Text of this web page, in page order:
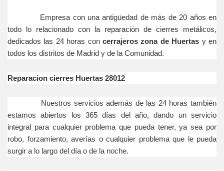
Empresa con una antigüedad de más de 20 años en
todo lo relacionado con la reparación de cierres metálicos,
dedicados las 24 horas con cerrajeros zona de Huertas y en
todos los distritos de Madrid y de la Comunidad.
Reparacion cierres Huertas 28012
Nuestros servicios además de las 24 horas también
estamos abiertos los 365 días del año, dando un servicio
integral para cualquier problema que pueda tener, ya sea por
robo, forzamiento, averías o cualquier problema que le pueda
surgir a lo largo del día o de la noche.